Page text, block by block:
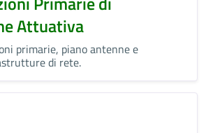
Attuativa
primarie, piano antenne e
di rete.